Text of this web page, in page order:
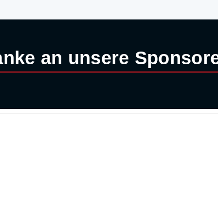
an unsere